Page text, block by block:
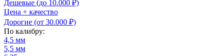
Дешевые (до 10.000 ₽)
Цена + качество
Дорогие (от 30.000 ₽)
По калибру:
4,5 мм
5,5 мм